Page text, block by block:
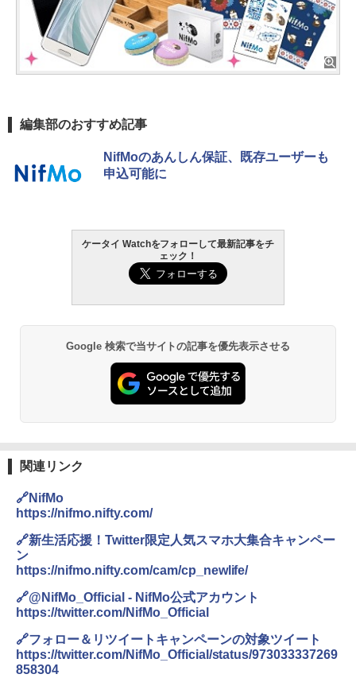
編集部のおすすめ記事
NifMoのあんしん保証、既存ユーザーも
申込可能に
ケータイ Watchをフォローして最新記事をチ
ェック！
Google 検索で当サイトの記事を優先表示させる
関連リンク
🔗NifMo
https://nifmo.nifty.com/
🔗新生活応援！Twitter限定人気スマホ大集合キャンペー
ン
https://nifmo.nifty.com/cam/cp_newlife/
🔗@NifMo_Official - NifMo公式アカウント
https://twitter.com/NifMo_Official
🔗フォロー＆リツイートキャンペーンの対象ツイート
https://twitter.com/NifMo_Official/status/973033337269
858304